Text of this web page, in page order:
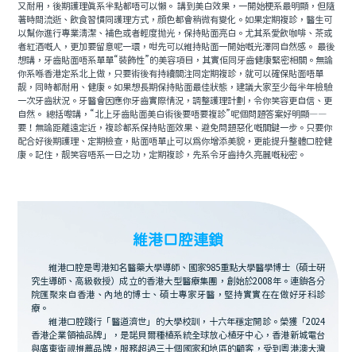
又耐用，後期護理真系半點都唔可以懶。 講到美白效果，一開始梗系最明顯，但隨
著時間流逝、飲食習慣同護理方式，顔色都會稍微有變化。如果定期複診，醫生可
以幫你進行專業清潔、補色或者輕度抛光，保持貼面亮白。尤其系愛飲咖啡、茶或
者紅酒嘅人，更加要留意呢一環，咁先可以維持貼面一開始嘅光澤同自然感。 最後
想講，牙齒貼面唔系單單“裝飾性”的美容項目，其實佢同牙齒健康緊密相關。無論
你系喺香港定系北上做，只要術後有持續關注同定期複診，就可以確保貼面唔單
靓，同時都耐用、健康。如果想長期保持貼面最佳狀態，建議大家至少每半年檢驗
一次牙齒狀況。牙醫會因應你牙齒實際情況，調整護理計劃，令你笑容更自信、更
自然。 總括嚟講，“北上牙齒貼面美白術後要唔要複診”呢個問題答案好明顯——
要！無論距離遠定近，複診都系保持貼面效果、避免問題惡化嘅關鍵一步。只要你
配合好後期護理、定期檢查，貼面唔單止可以爲你增添美貌，更能提升整體口腔健
康。記住，靓笑容唔系一日之功，定期複診，先系令牙齒持久亮麗嘅秘密。
維港口腔連鎖
維港口腔是粵港知名醫藥大學導師、國家985重點大學醫學博士（碩士研
究生導師、高級教授）成立的香港大型醫療集團，創始於2008年。連鎖各分
院匯聚來自香港、內地的博士、碩士專家牙醫，堅持實實在在做好牙科診
療。
維港口腔踐行「醫道濟世」的大學校訓，十六年穩定開診。榮獲「2024
香港企業領袖品牌」，是諾貝爾種植系統全球放心植牙中心，香港新城電台
與廣東衛視推薦品牌，服務超過三十個國家和地區的顧客，受到粵港澳大灣